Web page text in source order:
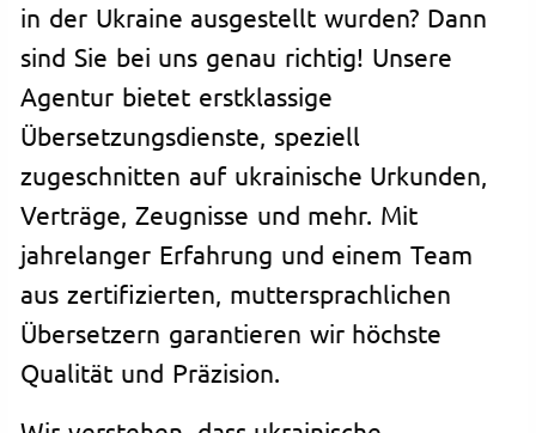
in der Ukraine ausgestellt wurden? Dann
sind Sie bei uns genau richtig! Unsere
Agentur bietet erstklassige
Übersetzungsdienste, speziell
zugeschnitten auf ukrainische Urkunden,
Verträge, Zeugnisse und mehr. Mit
jahrelanger Erfahrung und einem Team
aus zertifizierten, muttersprachlichen
Übersetzern garantieren wir höchste
Qualität und Präzision.